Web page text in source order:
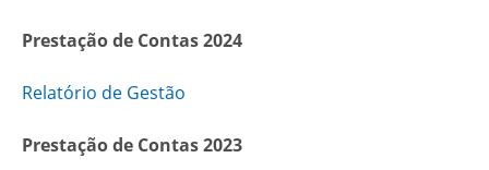
Prestação de Contas 2024
Relatório de Gestão
Prestação de Contas 2023